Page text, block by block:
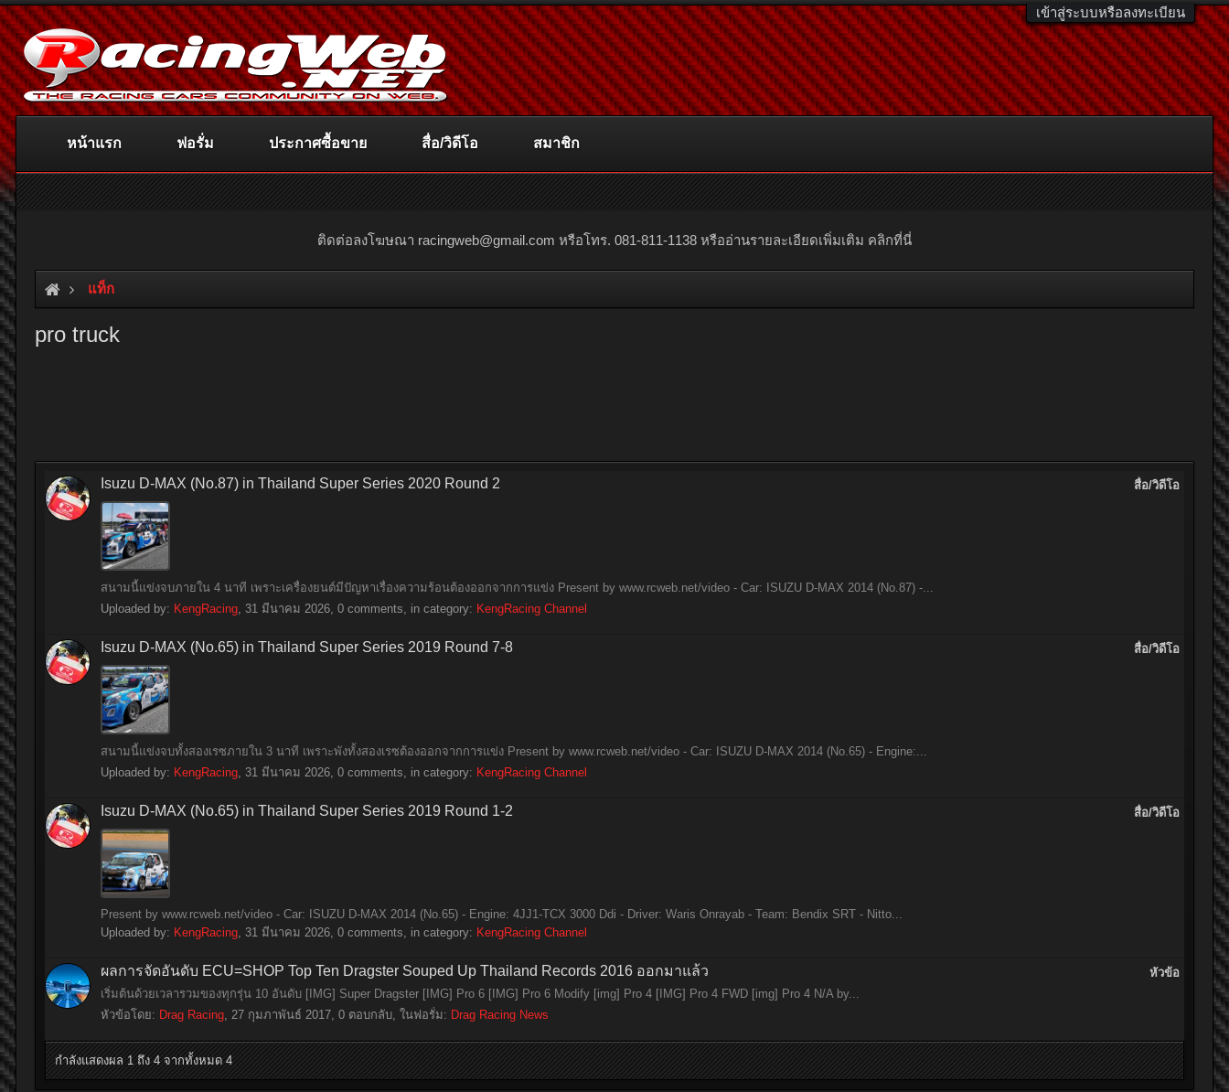
เข้าสู่ระบบหรือลงทะเบียน
ติดต่อลงโฆษณา racingweb@gmail.com หรือโทร. 081-811-1138 หรืออ่านรายละเอียดเพิ่มเติม คลิกที่นี่
แท็ก
pro truck
สื่อ/วิดีโอ
Isuzu D-MAX (No.87) in Thailand Super Series 2020 Round 2
สนามนี้แข่งจบภายใน 4 นาที เพราะเครื่องยนต์มีปัญหาเรื่องความร้อนต้องออกจากการแข่ง Present by www.rcweb.net/video - Car: ISUZU D-MAX 2014 (No.87) -...
Uploaded by: KengRacing, 31 มีนาคม 2026, 0 comments, in category: KengRacing Channel
สื่อ/วิดีโอ
Isuzu D-MAX (No.65) in Thailand Super Series 2019 Round 7-8
สนามนี้แข่งจบทั้งสองเรซภายใน 3 นาที เพราะพังทั้งสองเรซต้องออกจากการแข่ง Present by www.rcweb.net/video - Car: ISUZU D-MAX 2014 (No.65) - Engine:...
Uploaded by: KengRacing, 31 มีนาคม 2026, 0 comments, in category: KengRacing Channel
สื่อ/วิดีโอ
Isuzu D-MAX (No.65) in Thailand Super Series 2019 Round 1-2
Present by www.rcweb.net/video - Car: ISUZU D-MAX 2014 (No.65) - Engine: 4JJ1-TCX 3000 Ddi - Driver: Waris Onrayab - Team: Bendix SRT - Nitto...
Uploaded by: KengRacing, 31 มีนาคม 2026, 0 comments, in category: KengRacing Channel
หัวข้อ
ผลการจัดอันดับ ECU=SHOP Top Ten Dragster Souped Up Thailand Records 2016 ออกมาแล้ว
เริ่มต้นด้วยเวลารวมของทุกรุ่น 10 อันดับ [IMG] Super Dragster [IMG] Pro 6 [IMG] Pro 6 Modify [img] Pro 4 [IMG] Pro 4 FWD [img] Pro 4 N/A by...
หัวข้อโดย: Drag Racing, 27 กุมภาพันธ์ 2017, 0 ตอบกลับ, ในฟอรั่ม: Drag Racing News
กำลังแสดงผล 1 ถึง 4 จากทั้งหมด 4
หน้าแรก ฟอรั่ม ประกาศซื้อขาย สื่อ/วิดีโอ สมาชิก